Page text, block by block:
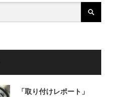
「取り付けレポート」